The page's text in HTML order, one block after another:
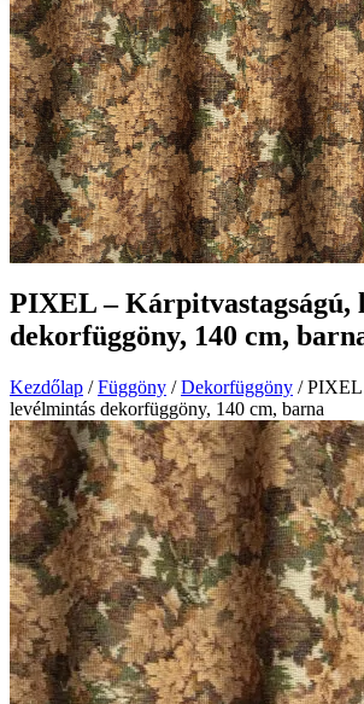
PIXEL – Kárpitvastagságú,
dekorfüggöny, 140 cm,
Kezdőlap /Függöny /Dekorfüggöny / PIXEL
levélmintás dekorfüggöny, 140 cm, barna